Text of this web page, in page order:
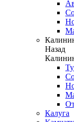
Назад
Калуга